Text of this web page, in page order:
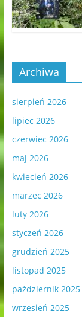
Archiwa
sierpień 2026
lipiec 2026
czerwiec 2026
maj 2026
kwiecień 2026
marzec 2026
luty 2026
styczeń 2026
grudzień 2025
listopad 2025
październik 2025
wrzesień 2025